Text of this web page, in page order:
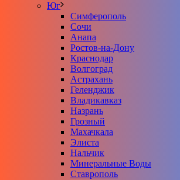
Юг
Симферополь
Сочи
Анапа
Ростов-на-Дону
Краснодар
Волгоград
Астрахань
Геленджик
Владикавказ
Назрань
Грозный
Махачкала
Элиста
Нальчик
Минеральные Воды
Ставрополь